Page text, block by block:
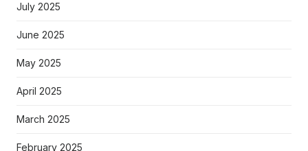
July 2025
June 2025
May 2025
April 2025
March 2025
February 2025